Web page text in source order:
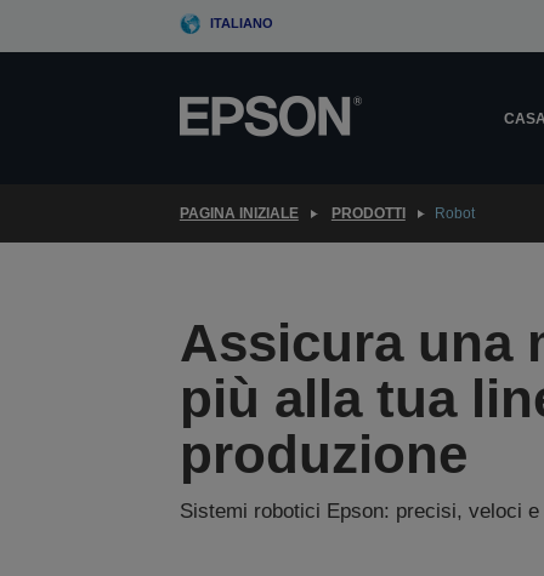
ITALIANO
PAGINA INIZIALE PRODOTTI Robot
Assicura una
più alla tua
produzione
Sistemi robotici Epson: precisi, veloci